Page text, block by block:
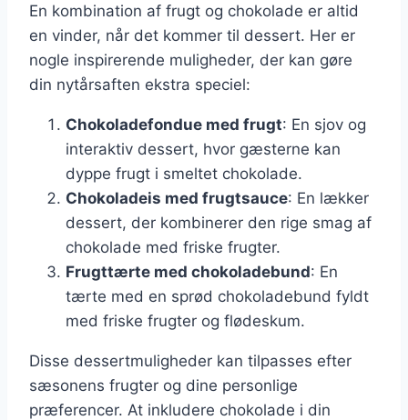
En kombination af frugt og chokolade er altid
en vinder, når det kommer til dessert. Her er
nogle inspirerende muligheder, der kan gøre
din nytårsaften ekstra speciel:
Chokoladefondue med frugt: En sjov og
interaktiv dessert, hvor gæsterne kan
dyppe frugt i smeltet chokolade.
Chokoladeis med frugtsauce: En lækker
dessert, der kombinerer den rige smag af
chokolade med friske frugter.
Frugttærte med chokoladebund: En
tærte med en sprød chokoladebund fyldt
med friske frugter og flødeskum.
Disse dessertmuligheder kan tilpasses efter
sæsonens frugter og dine personlige
præferencer. At inkludere chokolade i din